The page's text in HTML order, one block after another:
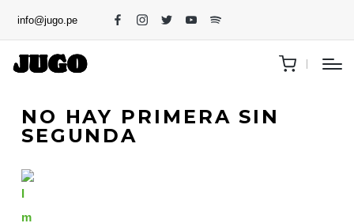
info@jugo.pe
NO HAY PRIMERA SIN
SEGUNDA